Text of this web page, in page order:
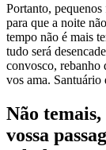
Portanto,
para que a noite
tempo não é mais
tudo será
convosco, rebanho
vos ama. Santuário
Não
vossa